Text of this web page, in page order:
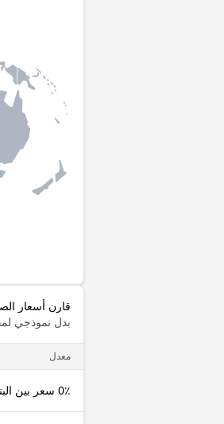
قارن أسعار
بدل نموذجي
معدل
0٪ سعر بين البنوك